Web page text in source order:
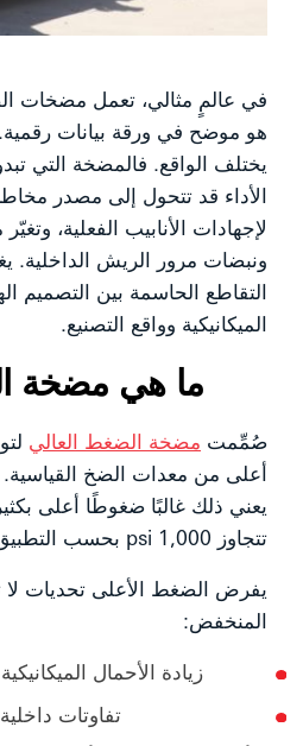
في عالمٍ مثالي، تعمل مضخات
هو موضح في ورقة بيانات
يختلف الواقع. فالمضخة التي
الأداء قد تتحول إلى مصدر
لإجهادات الأنابيب الفعلية،
ونبضات مرور الريش الداخلية.
التقاطع الحاسمة بين التصميم
الميكانيكية وواقع التصنيع.
ما هي مضخة
صُمِّمت مضخة الضغط العالي
أعلى من معدات الضخ القياسية.
تتجاوز 1,000 psi بحسب التطبيق.
يفرض الضغط الأعلى تحديات
المنخفض:
زيادة الأحمال
تفاوتات